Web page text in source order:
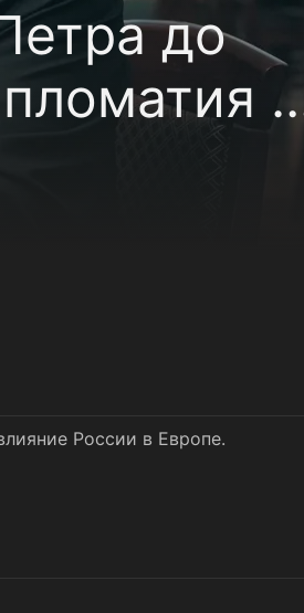
до
и
России в Европе.